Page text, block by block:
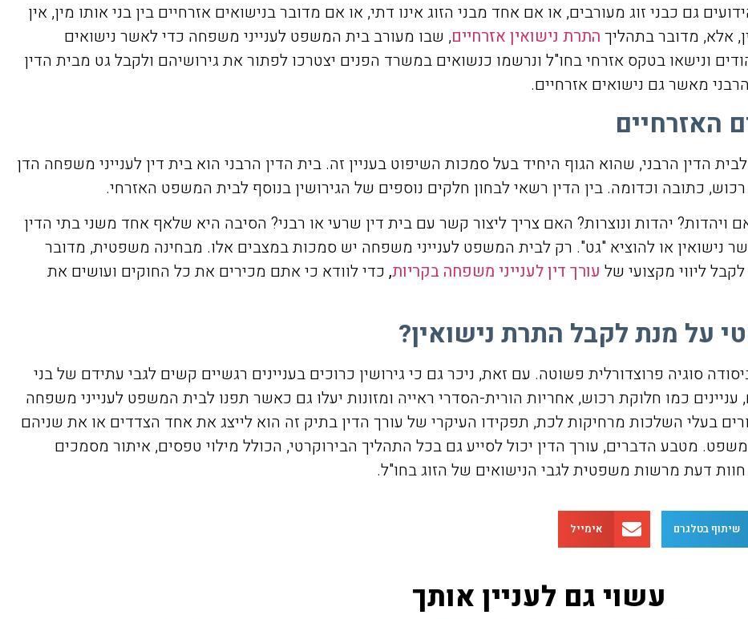
גם כבני זוג מעורבים, או אם אחד מבני הזוג אינו דתי, או אם מדובר בנישואים אזרחיים בין בני אותו מין, אין
אלא, מדובר בתהליך התרת נישואין אזרחיים, שבו מעורב בית המשפט לענייני משפחה כדי לאשר נישואים
ונישאו בטקס אזרחי בחו"ל ונרשמו כנשואים במשרד הפנים יצטרכו לפתור את גירושיהם ולקבל גט מבית הדין
מאשר גם נישואים אזרחיים.
האזרחיים
הדין הרבני, שהוא הגוף היחיד בעל סמכות השיפוט בעניין זה. בית הדין הרבני הוא בית דין לענייני משפחה הדן
רכוש, כתובה וכדומה. בין הדין רשאי לבחון חלקים נוספים של הגירושין בנוסף לבית המשפט האזרחי.
יהדות ונוצרות? האם צריך ליצור קשר עם בית דין שרעי או רבני? הסיבה היא שלאף אחד משני בתי הדין
נישואין או להוציא "גט". רק לבית המשפט לענייני משפחה יש סמכות במצבים אלו. מבחינה משפטית, מדובר
ליווי מקצועי של עורך דין לענייני משפחה בקריות, כדי לוודא כי אתם מכירים את כל החוקים ועושים את
על מנת לקבל התרת נישואין?
סוגיה פרוצדורלית פשוטה. עם זאת, ניכר גם כי גירושין כרוכים בעניינים רגשיים קשים לגבי עתידם של בני
כמו חלוקת רכוש, אחריות הורית-הסדרי ראייה ומזונות יעלו גם כאשר תפנו לבית המשפט לענייני משפחה
בעלי השלכות מרחיקות לכת, תפקידו העיקרי של עורך הדין בתיק זה הוא לייצג את אחד הצדדים או את שניהם
מטבע הדברים, עורך הדין יכול לסייע גם בכל התהליך הבירוקרטי, הכולל מילוי טפסים, איתור מסמכים
דעת מרשות משפטית לגבי הנישואים של הזוג בחו"ל.
שיתוף בטלגרם אימייל
עשוי גם לעניין אותך